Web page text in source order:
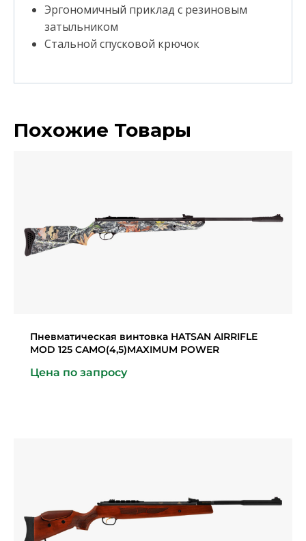
Эргономичный приклад с резиновым
затыльником
Стальной спусковой крючок
Похожие Товары
Пневматическая винтовка HATSAN AIRRIFLE
MOD 125 CAMO(4,5)MAXIMUM POWER
Цена по запросу